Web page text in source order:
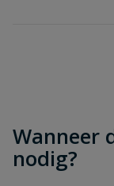
Wanneer
nodig?